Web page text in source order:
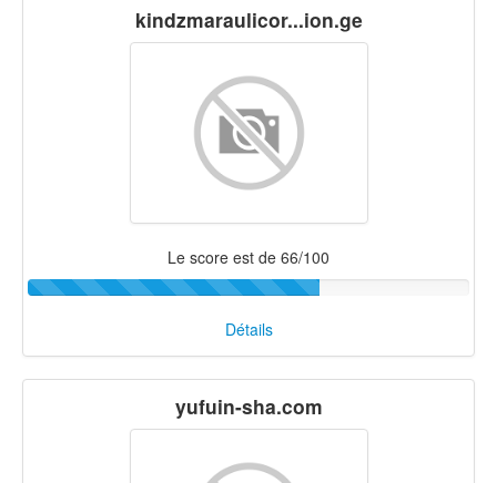
kindzmaraulicor...ion.ge
Le score est de 66/100
Détails
yufuin-sha.com